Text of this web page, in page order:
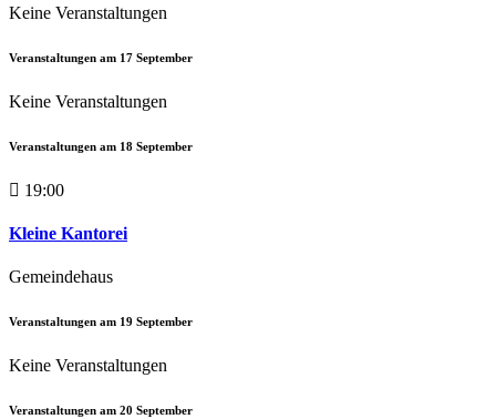
Keine Veranstaltungen
Veranstaltungen am 17 September
Keine Veranstaltungen
Veranstaltungen am 18 September
19:00
Kleine Kantorei
Gemeindehaus
Veranstaltungen am 19 September
Keine Veranstaltungen
Veranstaltungen am 20 September